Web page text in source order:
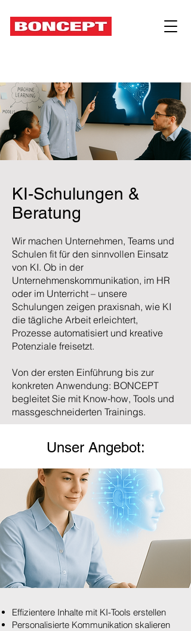
KI-Schulungen &
Beratung
Wir machen Unternehmen, Teams und
Schulen fit für den sinnvollen Einsatz
von KI. Ob in der
Unternehmenskommunikation, im HR
oder im Unterricht – unsere
Schulungen zeigen praxisnah, wie KI
die tägliche Arbeit erleichtert,
Prozesse automatisiert und kreative
Potenziale freisetzt.
Von der ersten Einführung bis zur
konkreten Anwendung: BONCEPT
begleitet Sie mit Know-how, Tools und
massgeschneiderten Trainings.
Unser Angebot:
Effizientere Inhalte mit KI-Tools erstellen
Personalisierte Kommunikation skalieren